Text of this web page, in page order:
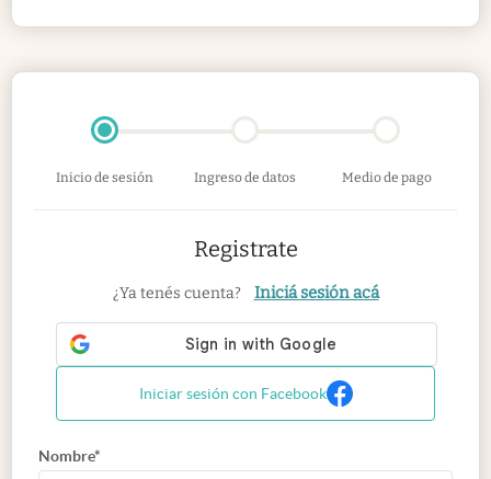
Inicio de sesión Ingreso de datos Medio de pago
Registrate
¿Ya tenés cuenta? Iniciá sesión acá
Iniciar sesión con Facebook
Nombre*